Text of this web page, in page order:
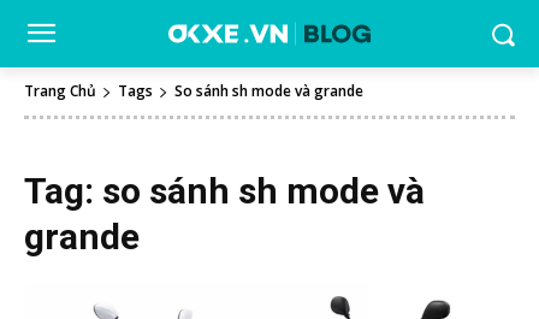
Trang Chủ Tags So sánh sh mode và grande
Tag: so sánh sh mode và
grande